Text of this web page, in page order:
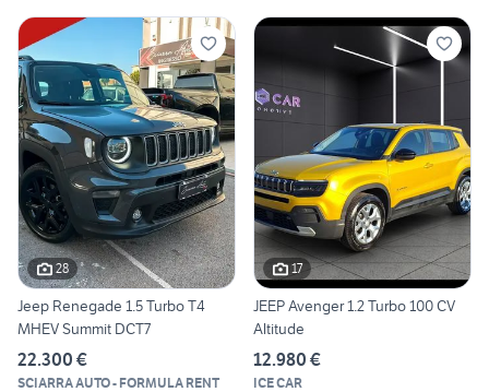
28
Jeep Renegade 1.5 Turbo T4
MHEV Summit DCT7
22.300 €
SCIARRA AUTO - FORMULA RENT
17
JEEP Avenger 1.2 Turbo 100 CV
Altitude
12.980 €
ICE CAR